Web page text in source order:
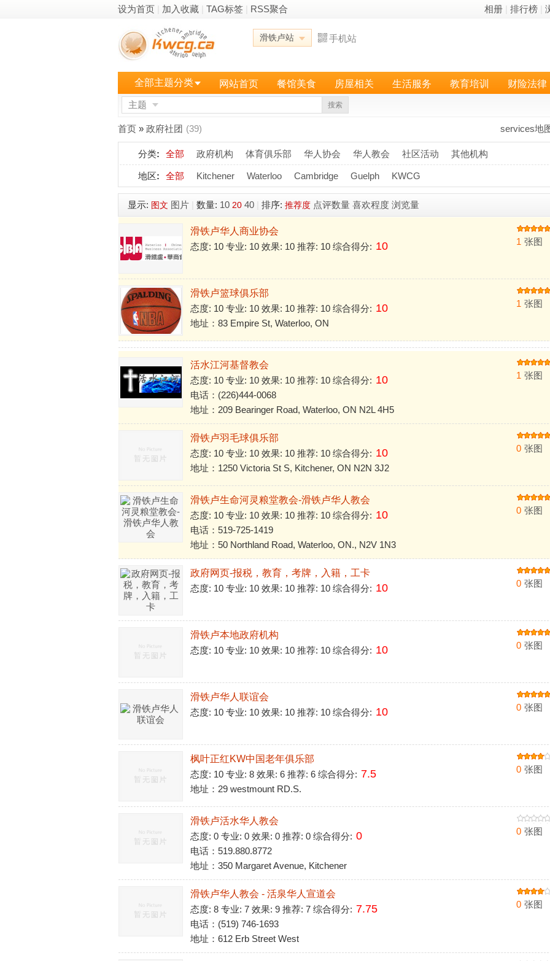
设为首页 加入收藏 TAG标签 RSS聚合 相册 排行榜
滑铁卢站 手机站
全部主题分类 网站首页 餐馆美食 房屋相关 生活服务 教育培训 财险法律
主题 搜索
services地
首页 » 政府社团 (39)
分类: 全部 政府机构 体育俱乐部 华人协会 华人教会 社区活动 其他机构
地区: 全部 Kitchener Waterloo Cambridge Guelph KWCG
显示: 图文 图片 数量: 10 20 40 排序: 推荐度 点评数量 喜欢程度 浏览量
滑铁卢华人商业协会
态度: 10 专业: 10 效果: 10 推荐: 10 综合得分: 10
1 张图
滑铁卢篮球俱乐部
态度: 10 专业: 10 效果: 10 推荐: 10 综合得分: 10
地址：83 Empire St, Waterloo, ON
1 张图
活水江河基督教会
态度: 10 专业: 10 效果: 10 推荐: 10 综合得分: 10
电话：(226)444-0068
地址：209 Bearinger Road, Waterloo, ON N2L 4H5
1 张图
滑铁卢羽毛球俱乐部
态度: 10 专业: 10 效果: 10 推荐: 10 综合得分: 10
地址：1250 Victoria St S, Kitchener, ON N2N 3J2
0 张图
滑铁卢生命河灵粮堂教会-滑铁卢华人教会
态度: 10 专业: 10 效果: 10 推荐: 10 综合得分: 10
电话：519-725-1419
地址：50 Northland Road, Waterloo, ON., N2V 1N3
0 张图
政府网页-报税，教育，考牌，入籍，工卡
态度: 10 专业: 10 效果: 10 推荐: 10 综合得分: 10
0 张图
滑铁卢本地政府机构
态度: 10 专业: 10 效果: 10 推荐: 10 综合得分: 10
0 张图
滑铁卢华人联谊会
态度: 10 专业: 10 效果: 10 推荐: 10 综合得分: 10
0 张图
枫叶正红KW中国老年俱乐部
态度: 10 专业: 8 效果: 6 推荐: 6 综合得分: 7.5
地址：29 westmount RD.S.
0 张图
滑铁卢活水华人教会
态度: 0 专业: 0 效果: 0 推荐: 0 综合得分: 0
电话：519.880.8772
地址：350 Margaret Avenue, Kitchener
0 张图
滑铁卢华人教会 - 活泉华人宣道会
态度: 8 专业: 7 效果: 9 推荐: 7 综合得分: 7.75
电话：(519) 746-1693
地址：612 Erb Street West
0 张图